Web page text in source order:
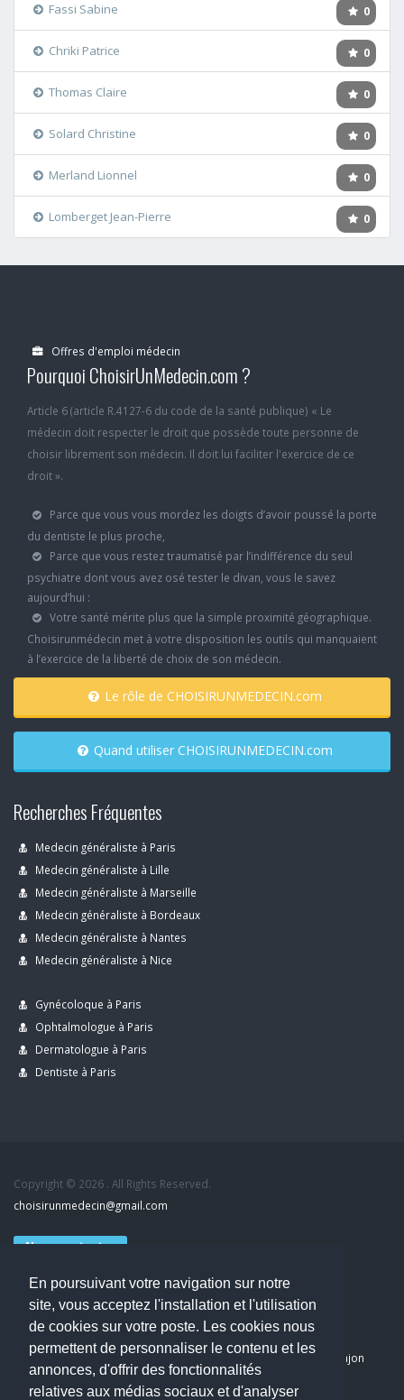
En poursuivant votre navigation sur notre
site, vous acceptez l'installation et l'utilisation
de cookies sur votre poste. Les cookies nous
permettent de personnaliser le contenu et les
annonces, d'offrir des fonctionnalités
relatives aux médias sociaux et d'analyser
0
Fassi Sabine
0
Chriki Patrice
0
Thomas Claire
0
Solard Christine
0
Merland Lionnel
0
Lomberget Jean-Pierre
Offres d'emploi médecin
Pourquoi ChoisirUnMedecin.com ?
Article 6 (article R.4127-6 du code de la santé publique) « Le
médecin doit respecter le droit que possède toute personne de
choisir librement son médecin. Il doit lui faciliter l'exercice de ce
droit ».
Parce que vous vous mordez les doigts d’avoir poussé la porte
du dentiste le plus proche,
Parce que vous restez traumatisé par l’indifférence du seul
psychiatre dont vous avez osé tester le divan, vous le savez
aujourd’hui :
Votre santé mérite plus que la simple proximité géographique.
Choisirunmédecin met à votre disposition les outils qui manquaient
à l’exercice de la liberté de choix de son médecin.
Le rôle de CHOISIRUNMEDECIN.com
Quand utiliser CHOISIRUNMEDECIN.com
Recherches Fréquentes
Medecin généraliste à Paris
Medecin généraliste à Lille
Medecin généraliste à Marseille
Medecin généraliste à Bordeaux
Medecin généraliste à Nantes
Medecin généraliste à Nice
Gynécoloque à Paris
Ophtalmologue à Paris
Dermatologue à Paris
Dentiste à Paris
Copyright © 2026 . All Rights Reserved.
choisirunmedecin@gmail.com
Nous contacter
Accueil
Blog
Mon compte
Dernier avis : PASCAL DELCAMPE, Chirurgien maxillo-faciale à Arpajon
Mentions légales